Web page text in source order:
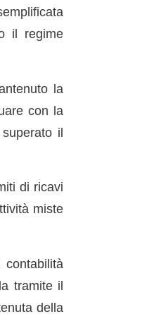
il regime
la
con la
il
di ricavi
miste
tramite il
della